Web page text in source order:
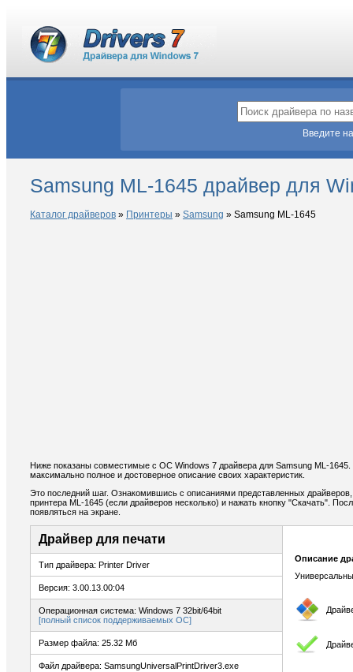
Введите
Samsung ML-1645 драйвер для
Каталог драйверов » Принтеры » Samsung » Samsung ML-1645
Ниже показаны совместимые с ОС Windows 7 драйвера для Samsung ML-
максимально полное и достоверное описание своих характеристик.
Это последний шаг. Ознакомившись с описаниями представленных
принтера ML-1645 (если драйверов несколько) и нажать кнопку "Скачать".
появляться на экране.
Драйвер для печати
Тип драйвера: Printer Driver
Версия: 3.00.13.00:04
Операционная система: Windows 7 32bit/64bit
[полный список поддерживаемых ОС]
Размер файла: 25.32 Мб
Файл драйвера: SamsungUniversalPrintDriver3.exe
Описание